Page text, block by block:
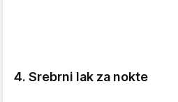
4. Srebrni lak za nokte